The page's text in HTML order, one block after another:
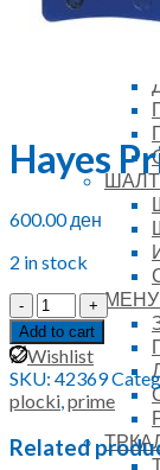
Hayes
600.00ден
2 in stock
Hayes
Prime
(Force)
quantity
Add to cart
Wishlist
SKU: 42369
plocki,prime
Related